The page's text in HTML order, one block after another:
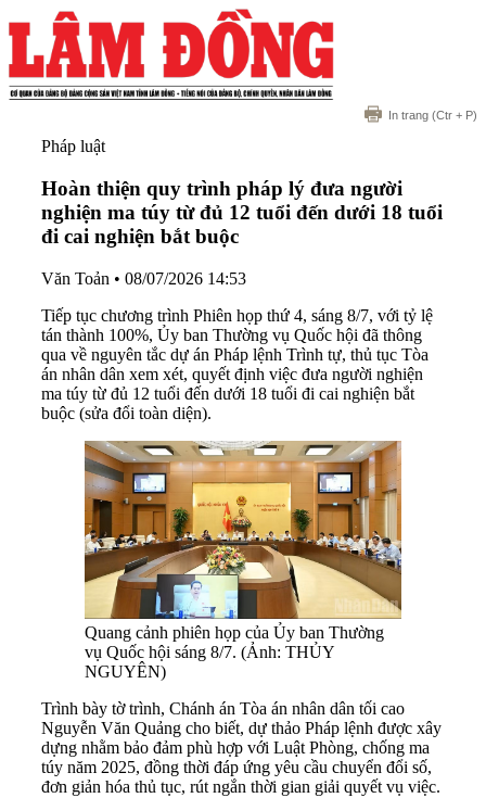
In trang (Ctr + P)
Pháp luật
Hoàn thiện quy trình pháp lý đưa người
nghiện ma túy từ đủ 12 tuổi đến dưới 18 tuổi
đi cai nghiện bắt buộc
Văn Toản • 08/07/2026 14:53
Tiếp tục chương trình Phiên họp thứ 4, sáng 8/7, với tỷ lệ
tán thành 100%, Ủy ban Thường vụ Quốc hội đã thông
qua về nguyên tắc dự án Pháp lệnh Trình tự, thủ tục Tòa
án nhân dân xem xét, quyết định việc đưa người nghiện
ma túy từ đủ 12 tuổi đến dưới 18 tuổi đi cai nghiện bắt
buộc (sửa đổi toàn diện).
Quang cảnh phiên họp của Ủy ban Thường
vụ Quốc hội sáng 8/7. (Ảnh: THỦY
NGUYÊN)
Trình bày tờ trình, Chánh án Tòa án nhân dân tối cao
Nguyễn Văn Quảng cho biết, dự thảo Pháp lệnh được xây
dựng nhằm bảo đảm phù hợp với Luật Phòng, chống ma
túy năm 2025, đồng thời đáp ứng yêu cầu chuyển đổi số,
đơn giản hóa thủ tục, rút ngắn thời gian giải quyết vụ việc.